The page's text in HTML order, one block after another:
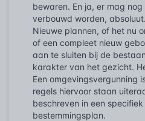
bewaren. En ja, er mag
verbouwd worden,
Nieuwe plannen, of het nu
of een compleet nieuw
aan te sluiten bij de
karakter van het gezicht.
Een omgevingsvergunning
regels hiervoor staan
beschreven in een
bestemmingsplan.